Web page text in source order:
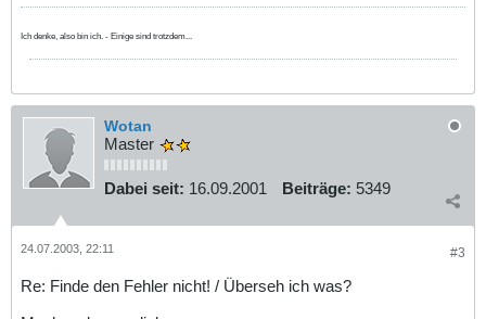
Ich denke, also bin ich. - Einige sind trotzdem...
Wotan
Master
Dabei seit: 16.09.2001 Beiträge: 5349
#3
24.07.2003, 22:11
Re: Finde den Fehler nicht! / Überseh ich was?